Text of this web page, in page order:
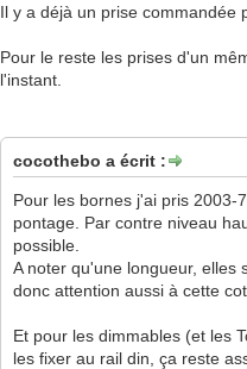
Il y a déjà un prise commandée
Pour le reste les prises d'un
l'instant.
cocothebo a écrit :
Pour les bornes j'ai pris 2003-
pontage. Par contre niveau
possible.
A noter qu'une longueur, elles
donc attention aussi à cette
Et pour les dimmables (et les
les fixer au rail din, ça reste